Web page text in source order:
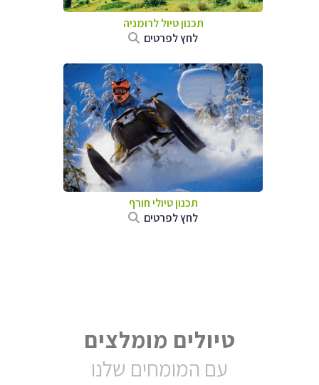
תכנון טיול לרומניה
לחץ לפרטים
תכנון טיולי חורף
לחץ לפרטים
טיולים מומלצים
עם המומחים שלנו